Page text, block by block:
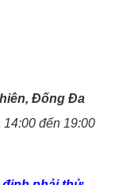
Đống Đa
14:00 đến 19:00